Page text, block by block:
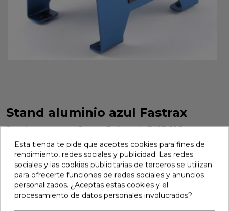
Stand aluminio azul Fastrax
Stand aluminio azul Fastrax. Referencia FAST410B.
Marca: Fastrax Ref: FAST410B
18,80 €
Añadir
Esta tienda te pide que aceptes cookies para fines de
rendimiento, redes sociales y publicidad. Las redes
sociales y las cookies publicitarias de terceros se utilizan
para ofrecerte funciones de redes sociales y anuncios
personalizados. ¿Aceptas estas cookies y el
procesamiento de datos personales involucrados?